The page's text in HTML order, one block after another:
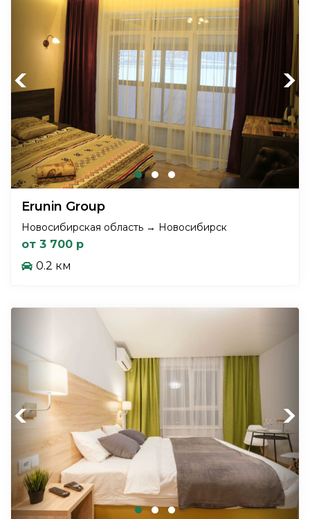
Previous Next
Erunin Group
Новосибирская область → Новосибирск
от 3 700 р
0.2 км
Previous Next